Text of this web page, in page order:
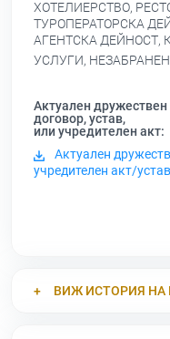
ХОТЕЛИЕРСТВО,
ТУРОПЕРАТОРСКА
АГЕНТСКА ДЕЙНОСТ,
УСЛУГИ,
Актуален дружествен
договор, устав,
или учредителен акт:
Актуален
учредителен акт/устав
ВИЖ ИСТОРИЯ НА